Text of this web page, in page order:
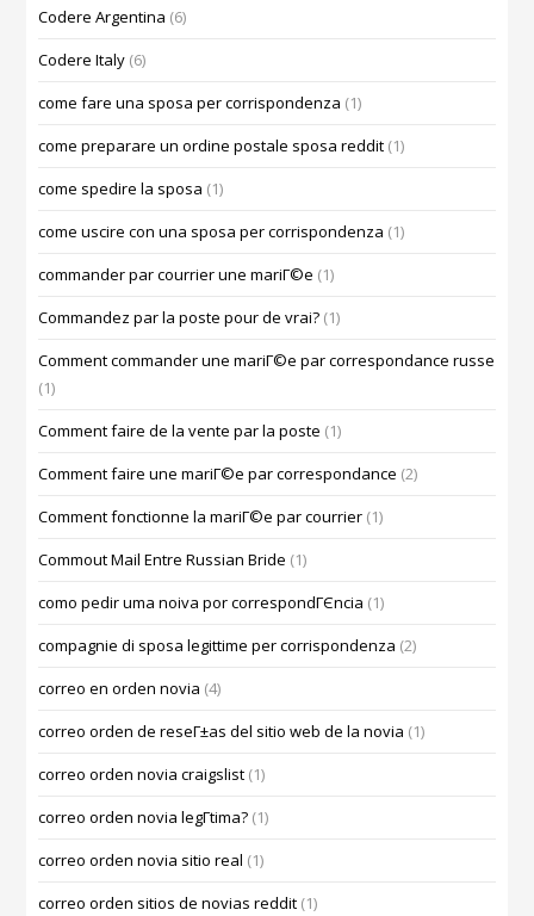
Codere Argentina (6)
Codere Italy (6)
come fare una sposa per corrispondenza (1)
come preparare un ordine postale sposa reddit (1)
come spedire la sposa (1)
come uscire con una sposa per corrispondenza (1)
commander par courrier une mariГ©e (1)
Commandez par la poste pour de vrai? (1)
Comment commander une mariГ©e par correspondance russe
(1)
Comment faire de la vente par la poste (1)
Comment faire une mariГ©e par correspondance (2)
Comment fonctionne la mariГ©e par courrier (1)
Commout Mail Entre Russian Bride (1)
como pedir uma noiva por correspondГЄncia (1)
compagnie di sposa legittime per corrispondenza (2)
correo en orden novia (4)
correo orden de reseГ±as del sitio web de la novia (1)
correo orden novia craigslist (1)
correo orden novia legГ­tima? (1)
correo orden novia sitio real (1)
correo orden sitios de novias reddit (1)